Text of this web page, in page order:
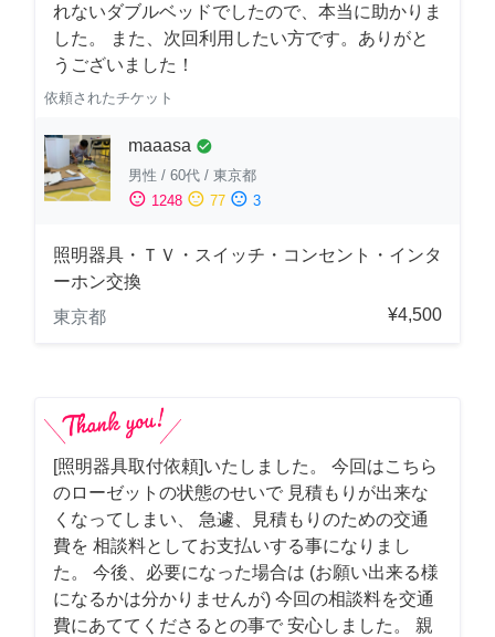
れないダブルベッドでしたので、本当に助かりま
した。 また、次回利用したい方です。ありがと
うございました！
依頼されたチケット
maaasa check_circle
男性 / 60代 / 東京都
sentiment_satisfied 1248 sentiment_neutral 77 sentiment_dissatisfied 3
照明器具・ＴＶ・スイッチ・コンセント・インタ
ーホン交換
東京都
¥4,500
[照明器具取付依頼]いたしました。 今回はこちら
のローゼットの状態のせいで 見積もりが出来な
くなってしまい、 急遽、見積もりのための交通
費を 相談料としてお支払いする事になりまし
た。 今後、必要になった場合は (お願い出来る様
になるかは分かりませんが) 今回の相談料を交通
費にあててくださるとの事で 安心しました。 親